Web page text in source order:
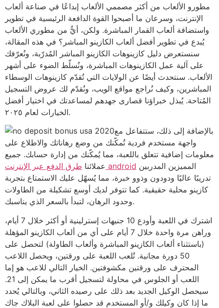
مطورو الألعاب من أكثر مصممي الألعاب إبداعًا في صناعة ألعاب
الإنترنت، وسرعان ما أصبحوا القوة الدافعة الرئيسية في تطوير
واستضافة ألعاب القمار المباشرة. ولكن، أيٌّ من مطوري الألعاب
يُبدع في تطوير أفضل ألعاب الكازينو المباشر؟ في هذه المقالة،
سنستعرض دليل كازينوهات الكازينو المباشر المُدرّبة، ونُعرّفك
على آلية عمل الكازينوهات المباشرة، ونُسلّط الضوء على أشهر
الألعاب. سنتحدث أيضًا عن الولايات التي تُقدّم كازينوهات الوسطاء
المباشرين، وكيف نُراجع مواقع الويب، ونُقدّم لك عروض التسجيل
المُتاحة. يُبذل خبراؤنا قصارى جهدهم لمساعدتك في اختيار أفضل
الخيارات لعام ٢٠٢٥.
بالإضافة إلى ذلك، ستتفاعل مع
واجهة مستخدم فردية تُمكّنك من وضع رهاناتك والاطلاع على
معلومات إضافية تتعلق باللعبة، مما يُمكّنك من إدارة حسابك. جميع
عملائنا طرق الدفع عبر الإنترنت android
تدريبًا عاليًا ودودون وذوو خبرة، مما يُسهّل عليك الاستمتاع بتجربة
كازينو محلية حقيقية. كما تتوفر لديك أوسع تشكيلة من الطاولات
وحدود الرهان، لتبدأ بالسعر الذي يناسبك.
اشترك في اللعبة وأودع 10 جنيهات إسترلينية أو أكثر خلال 7 أيام،
وراهن مرة واحدة خلال 7 أيام على أي من ألعاب الكازينو المؤهلة
(باستثناء ألعاب الكازينو المباشرة وألعاب الطاولة) لتحصل على
50 دورة مجانية. تُلعب اللعبة على ورقتين، ويحصل اللاعب
المحترف على ورقتين مكشوفتين. الخيار التالي للاعب هو إما
اللعب أو الجلوس في محاولة لتسجيل أقرب ما يمكن إلى 21.
سيحصل الوكيل الجديد بعد ذلك على رصيده الثاني، وبالتالي يُحدد
ما إذا كان وكيلك و/أو المستخدم قد حصلوا على لعبة البلاك جاك